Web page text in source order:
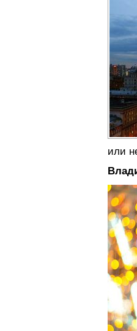
или